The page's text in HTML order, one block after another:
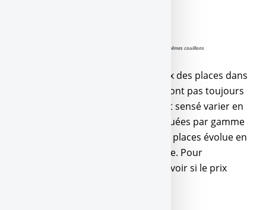
Billets d’avion, des prix variables et toujours les mêmes couillons
Nous l’avons tous constaté, les prix des places dans
un TGV ou pour un vol donné ne sont pas toujours
les mêmes. Pour le train, le prix est sensé varier en
fonction du nombre de places allouées par gamme
de prix. Pour les avions, le prix des places évolue en
fonction de l’offre et de la demande. Pour
l’internaute, il est impossible de savoir si le prix